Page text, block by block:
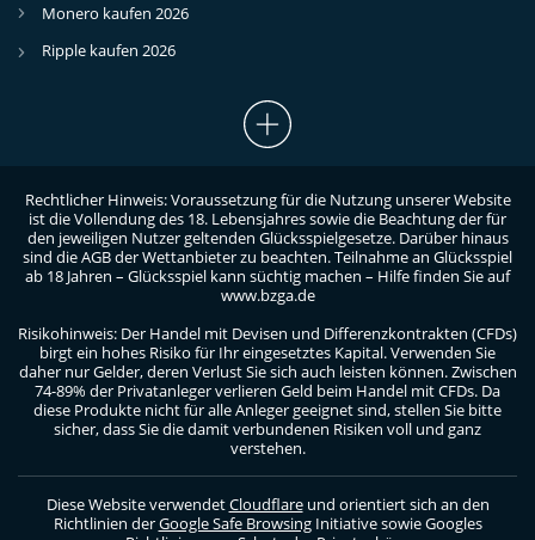
Monero kaufen 2026
Ripple kaufen 2026
Rechtlicher Hinweis: Voraussetzung für die Nutzung unserer Website
ist die Vollendung des 18. Lebensjahres sowie die Beachtung der für
den jeweiligen Nutzer geltenden Glücksspielgesetze. Darüber hinaus
sind die AGB der Wettanbieter zu beachten. Teilnahme an Glücksspiel
ab 18 Jahren – Glücksspiel kann süchtig machen – Hilfe finden Sie auf
www.bzga.de
Risikohinweis: Der Handel mit Devisen und Differenzkontrakten (CFDs)
birgt ein hohes Risiko für Ihr eingesetztes Kapital. Verwenden Sie
daher nur Gelder, deren Verlust Sie sich auch leisten können. Zwischen
74-89% der Privatanleger verlieren Geld beim Handel mit CFDs. Da
diese Produkte nicht für alle Anleger geeignet sind, stellen Sie bitte
sicher, dass Sie die damit verbundenen Risiken voll und ganz
verstehen.
Diese Website verwendetCloudflareund orientiert sich an den
Richtlinien derGoogle Safe BrowsingInitiative sowie Googles